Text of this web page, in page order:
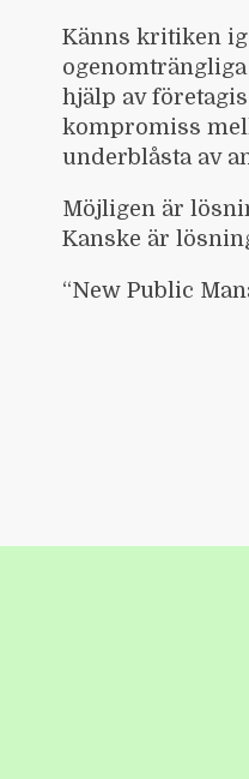
Känns kritiken
hjälp av
kompromiss
underblåsta av
Möjligen är
Kanske är
“New Public